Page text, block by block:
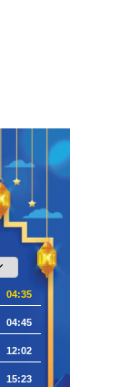
04:35
04:45
12:02
15:23